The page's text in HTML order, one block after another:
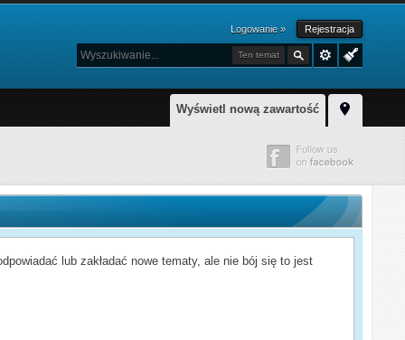
Logowanie » Rejestracja
Ten temat
Wyświetl nową zawartość
lub zakładać nowe tematy, ale nie bój się to jest